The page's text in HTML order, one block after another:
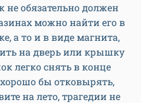
не обязательно должен
можно найти его в
а то и в виде магнита,
на дверь или крышку
легко снять в конце
бы отковырять,
на лето, трагедии не